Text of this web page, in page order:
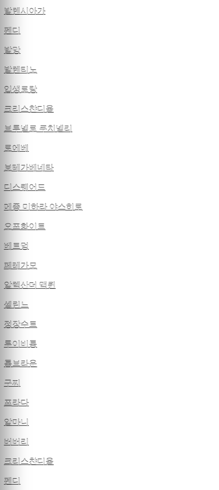
발렌시아가
펜디
발망
발렌티노
입생로랑
크리스챤디올
브루넬로 쿠치넬리
로에베
보테가베네타
디스퀘어드
메종 미하라 야스히로
오프화이트
베트멍
페레가모
알렉산더 맥퀸
셀린느
정장수트
루이비통
톰브라운
구찌
프라다
알마니
버버리
크리스챤디올
펜디